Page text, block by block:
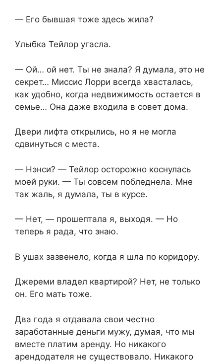
— Его бывшая тоже здесь жила?
Улыбка Тейлор угасла.
— Ой… ой нет. Ты не знала? Я думала, это не
секрет… Миссис Лорри всегда хвасталась,
как удобно, когда недвижимость остается в
семье… Она даже входила в совет дома.
Двери лифта открылись, но я не могла
сдвинуться с места.
— Нэнси? — Тейлор осторожно коснулась
моей руки. — Ты совсем побледнела. Мне
так жаль, я думала, ты в курсе.
— Нет, — прошептала я, выходя. — Но
теперь я рада, что знаю.
В ушах зазвенело, когда я шла по коридору.
Джереми владел квартирой? Нет, не только
он. Его мать тоже.
Два года я отдавала свои честно
заработанные деньги мужу, думая, что мы
вместе платим аренду. Но никакого
арендодателя не существовало. Никакого